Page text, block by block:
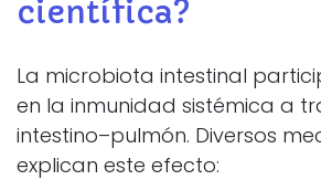
científica?
La microbiota intestinal
en la inmunidad sistémica a
intestino–pulmón. Diversos
explican este efecto: